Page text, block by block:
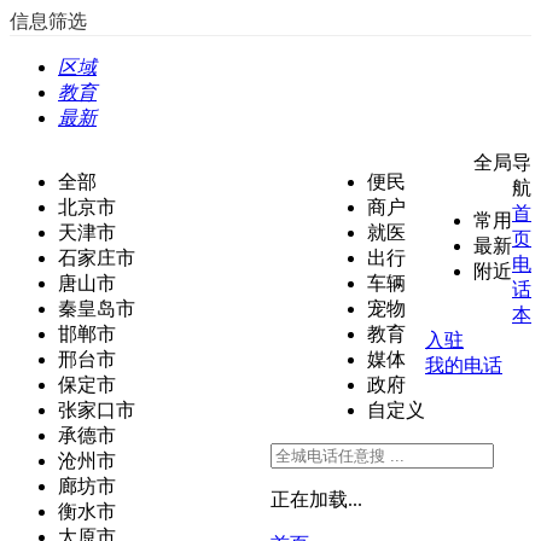
信息筛选
区域
教育
最新
全部
北京市
天津市
石家庄市
唐山市
秦皇岛市
邯郸市
邢台市
保定市
张家口市
承德市
沧州市
廊坊市
衡水市
太原市
便民
商户
就医
出行
车辆
宠物
教育
媒体
政府
自定义
常用
最新
附近
全局导
航
首
页
电
话
本
入驻
我的电话
正在加载...